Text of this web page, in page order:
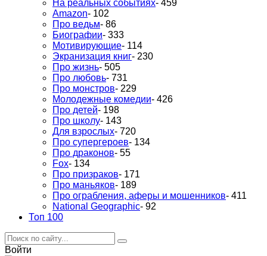
На реальных событиях- 459
Amazon- 102
Про ведьм- 86
Биографии- 333
Мотивирующие- 114
Экранизация книг- 230
Про жизнь- 505
Про любовь- 731
Про монстров- 229
Молодежные комедии- 426
Про детей- 198
Про школу- 143
Для взрослых- 720
Про супергероев- 134
Про драконов- 55
Fox- 134
Про призраков- 171
Про маньяков- 189
Про ограбления, аферы и мошенников- 411
National Geographic- 92
Топ 100
Войти